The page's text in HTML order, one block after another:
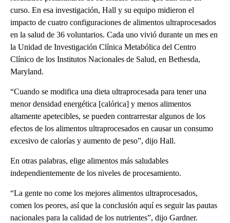
curso. En esa investigación, Hall y su equipo midieron el
impacto de cuatro configuraciones de alimentos ultraprocesados
en la salud de 36 voluntarios. Cada uno vivió durante un mes en
la Unidad de Investigación Clínica Metabólica del Centro
Clínico de los Institutos Nacionales de Salud, en Bethesda,
Maryland.
“Cuando se modifica una dieta ultraprocesada para tener una
menor densidad energética [calórica] y menos alimentos
altamente apetecibles, se pueden contrarrestar algunos de los
efectos de los alimentos ultraprocesados en causar un consumo
excesivo de calorías y aumento de peso”, dijo Hall.
En otras palabras, elige alimentos más saludables
independientemente de los niveles de procesamiento.
“La gente no come los mejores alimentos ultraprocesados,
comen los peores, así que la conclusión aquí es seguir las pautas
nacionales para la calidad de los nutrientes”, dijo Gardner.